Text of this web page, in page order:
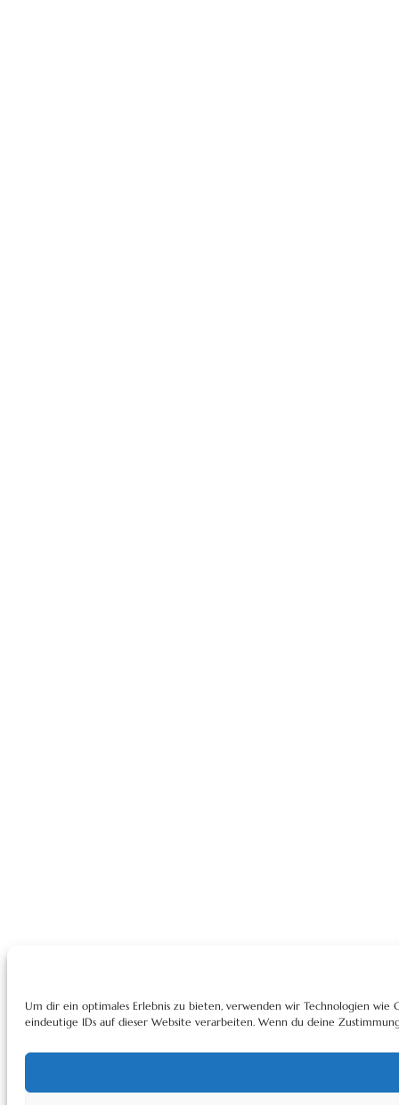
Um dir ein optimales Erlebnis zu bieten, verwenden wir Technologien
eindeutige IDs auf dieser Website verarbeiten. Wenn du deine